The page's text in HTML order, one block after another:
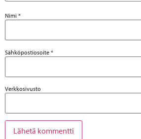
Nimi *
Sähköpostiosoite *
Verkkosivusto